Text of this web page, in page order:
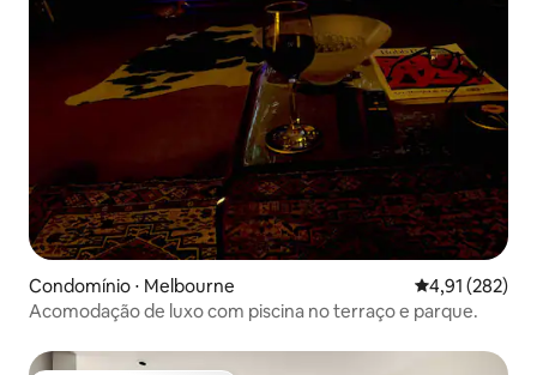
Condomínio ⋅ Melbourne 4,91 de uma
4,91 (282)
Acomodação de luxo com piscina no terraço e parque.